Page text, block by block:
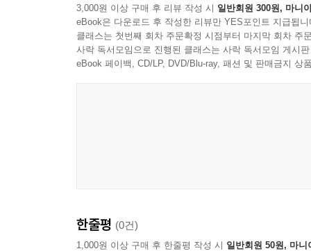
3,000원 이상 구매 후 리뷰 작성 시 일반회원 300원, 마니
eBook은 다운로드 후 작성한 리뷰만 YES포인트 지급됩니
클래스는 첫번째 회차 주문확정 시점부터 마지막 회차 주
사락 독서모임으로 진행된 클래스는 사락 독서모임 게시
eBook 페이백, CD/LP, DVD/Blu-ray, 패션 및 판매금지 상
한줄평 (0건)
1,000원 이상 구매 후 한줄평 작성 시 일반회원 50원, 마니